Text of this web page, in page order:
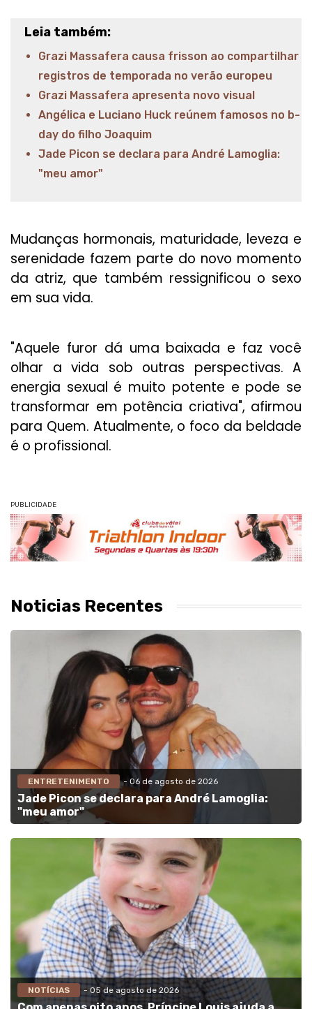
Leia também:
Grazi Massafera causa frisson ao compartilhar
registros de temporada no verão europeu
Grazi Massafera apresenta novo visual
Angélica e Luciano Huck reúnem famosos no b-
day do filho Joaquim
Jade Picon se declara para André Lamoglia:
"meu amor"
Mudanças hormonais, maturidade, leveza e
serenidade fazem parte do novo momento
da atriz, que também ressignificou o sexo
em sua vida.
"Aquele furor dá uma baixada e faz você
olhar a vida sob outras perspectivas. A
energia sexual é muito potente e pode se
transformar em potência criativa", afirmou
para Quem. Atualmente, o foco da beldade
é o profissional.
PUBLICIDADE
Noticias Recentes
ENTRETENIMENTO - 06 de agosto de 2026
Jade Picon se declara para André Lamoglia:
"meu amor"
NOTÍCIAS - 05 de agosto de 2026